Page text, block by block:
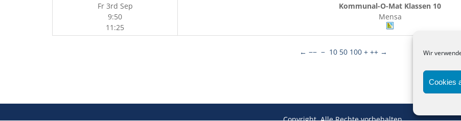
Wir
Cookies
Fr 3rd Sep
9:50
11:25
Kommunal-O-Mat Klassen 10
Mensa
← −− − 10 50 100 + ++ →